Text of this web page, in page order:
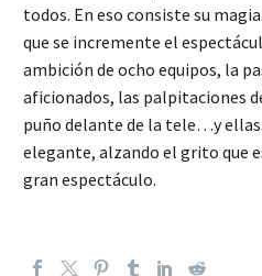
todos. En eso consiste su
que se incremente el
ambición de ocho equipos, la
aficionados, las palpitaciones
puño delante de la tele…y
elegante, alzando el grito que
gran espectáculo.